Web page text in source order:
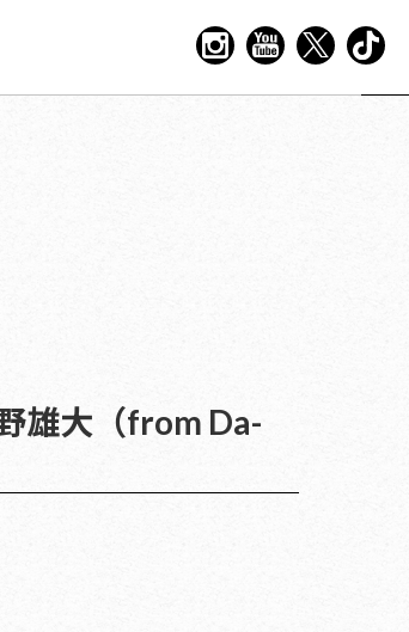
雄大（from Da-